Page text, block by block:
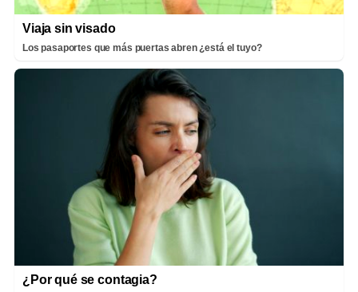
Viaja sin visado
Los pasaportes que más puertas abren ¿está el tuyo?
¿Por qué se contagia?